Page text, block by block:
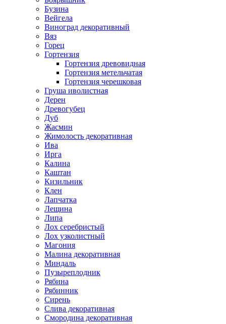
Бузина
Вейгела
Виноград декоративный
Вяз
Горец
Гортензия
Гортензия древовидная
Гортензия метельчатая
Гортензия черешковая
Груша иволистная
Дерен
Древогубец
Дуб
Жасмин
Жимолость декоративная
Ива
Ирга
Калина
Каштан
Кизильник
Клен
Лапчатка
Лещина
Липа
Лох серебристый
Лох узколистный
Магония
Малина декоративная
Миндаль
Пузыреплодник
Рябина
Рябинник
Сирень
Слива декоративная
Смородина декоративная